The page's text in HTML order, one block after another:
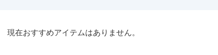
現在おすすめアイテムはありません。